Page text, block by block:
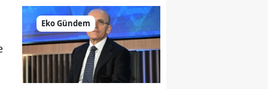
Eko Gündem